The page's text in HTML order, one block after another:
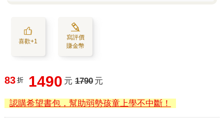
喜歡+1
寫評價
賺金幣
83 折 1490 元 1790 元
認購希望書包，幫助弱勢孩童上學不中斷！